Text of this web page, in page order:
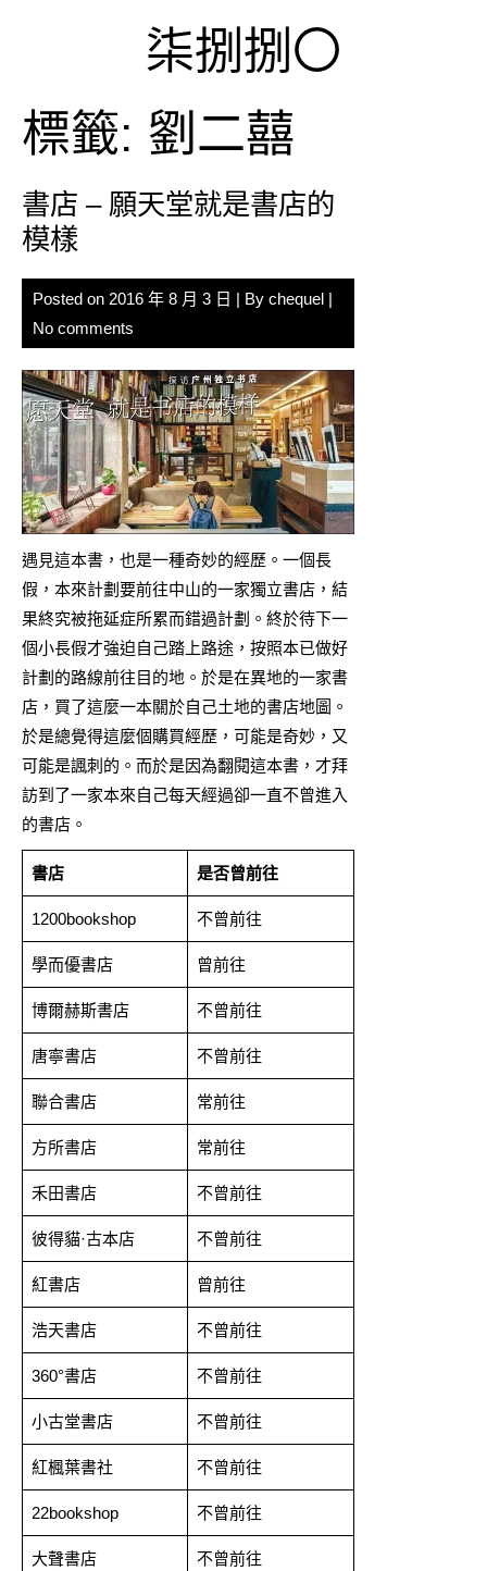
柒捌捌〇
標籤: 劉二囍
書店 – 願天堂就是書店的
模樣
Posted on 2016 年 8 月 3 日 | By chequel |
No comments
遇見這本書，也是一種奇妙的經歷。一個長
假，本來計劃要前往中山的一家獨立書店，結
果終究被拖延症所累而錯過計劃。終於待下一
個小長假才強迫自己踏上路途，按照本已做好
計劃的路線前往目的地。於是在異地的一家書
店，買了這麼一本關於自己土地的書店地圖。
於是總覺得這麼個購買經歷，可能是奇妙，又
可能是諷刺的。而於是因為翻閱這本書，才拜
訪到了一家本來自己每天經過卻一直不曾進入
的書店。
書店 是否曾前往
1200bookshop 不曾前往
學而優書店 曾前往
博爾赫斯書店 不曾前往
唐寧書店 不曾前往
聯合書店 常前往
方所書店 常前往
禾田書店 不曾前往
彼得貓·古本店 不曾前往
紅書店 曾前往
浩天書店 不曾前往
360°書店 不曾前往
小古堂書店 不曾前往
紅楓葉書社 不曾前往
22bookshop 不曾前往
大聲書店 不曾前往